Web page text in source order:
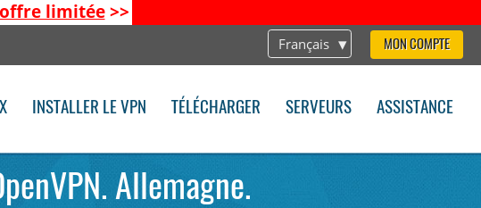
limitée>>
Français MON COMPTE
INSTALLER LE VPN TÉLÉCHARGER SERVEURS ASSISTANCE
Allemagne.